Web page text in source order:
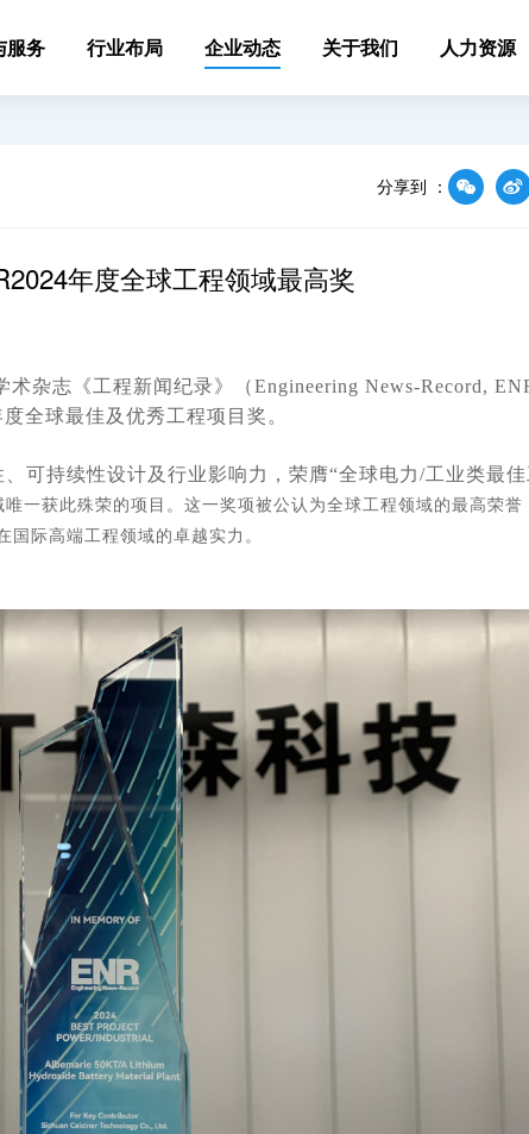
服务 行业布局 企业动态 关于我们 人力资源
分享到 ：
年度全球工程领域最高奖
杂志《工程新闻纪录》（Engineering News-Record,
全球最佳及优秀工程项目奖。
可持续性设计及行业影响力，荣膺“全球电力/工业类最
唯一获此殊荣的项目。这一奖项被公认为全球工程领域的最高荣誉
国际高端工程领域的卓越实力。